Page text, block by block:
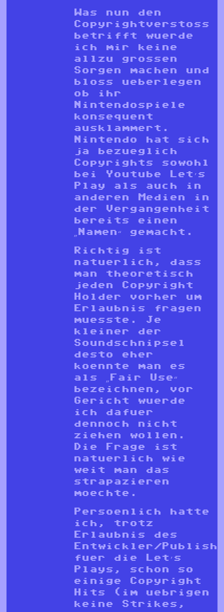
Was nun den
Copyrightverstoss
betrifft wuerde
ich mir keine
allzu grossen
Sorgen machen und
bloss ueberlegen
ob ihr
Nintendospiele
konsequent
ausklammert.
Nintendo hat sich
ja bezueglich
Copyrights sowohl
bei Youtube Let’s
Play als auch in
anderen Medien in
der Vergangenheit
bereits einen
„Namen“ gemacht.
Richtig ist
natuerlich, dass
man theoretisch
jeden Copyright
Holder vorher um
Erlaubnis fragen
muesste. Je
kleiner der
Soundschnipsel
desto eher
koennte man es
als „Fair Use“
bezeichnen, vor
Gericht wuerde
ich dafuer
dennoch nicht
ziehen wollen.
Die Frage ist
natuerlich wie
weit man das
strapazieren
moechte.
Persoenlich hatte
ich, trotz
Erlaubnis des
Entwickler/
fuer die Let’s
Plays, schon so
einige Copyright
Hits (im uebrigen
keine Strikes,